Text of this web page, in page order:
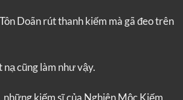
Doãn rút thanh kiếm mà gã đeo trên
cũng làm như vậy.
những kiếm sĩ của Nghiên Mộc Kiếm